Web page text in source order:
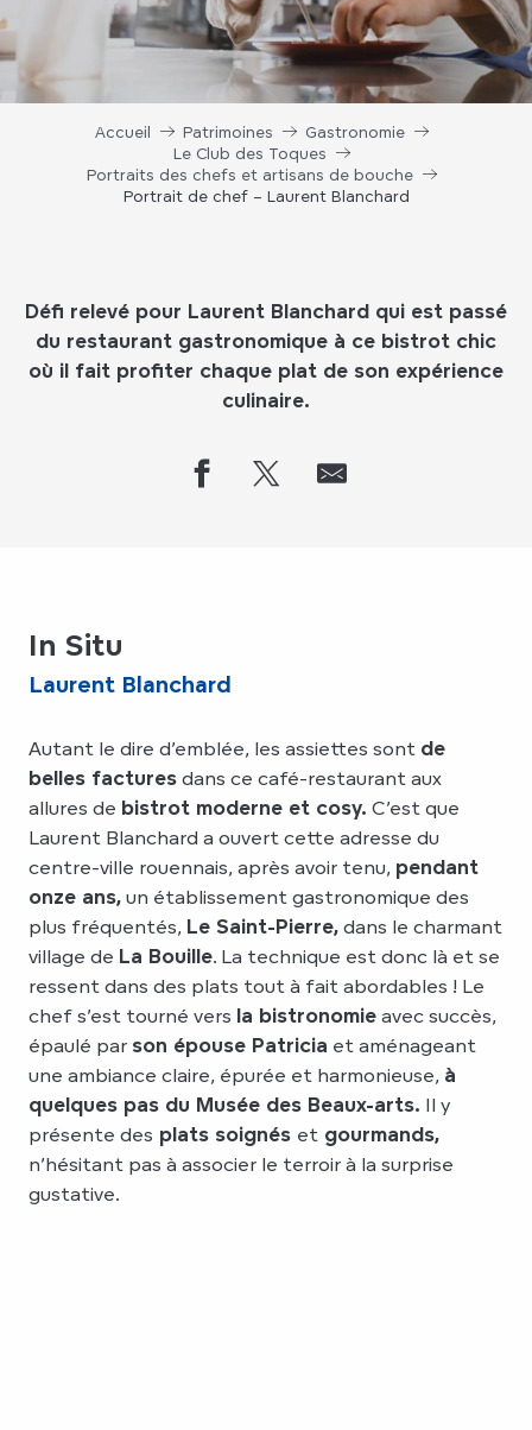
Accueil Patrimoines
Gastronomie
Le Club des Toques
Portraits des chefs et artisans de bouche
Portrait de chef – Laurent Blanchard
Défi relevé pour Laurent Blanchard qui est passé
du restaurant gastronomique à ce bistrot chic
où il fait profiter chaque plat de son expérience
culinaire.
In Situ
Laurent Blanchard
Autant le dire d’emblée, les assiettes sont de
belles factures dans ce café-restaurant aux
allures de bistrot moderne et cosy. C’est que
Laurent Blanchard a ouvert cette adresse du
centre-ville rouennais, après avoir tenu, pendant
onze ans, un établissement gastronomique des
plus fréquentés, Le Saint-Pierre, dans le charmant
village de La Bouille. La technique est donc là et se
ressent dans des plats tout à fait abordables ! Le
chef s’est tourné vers la bistronomie avec succès,
épaulé par son épouse Patricia et aménageant
une ambiance claire, épurée et harmonieuse, à
quelques pas du Musée des Beaux-arts. Il y
présente des plats soignés et gourmands,
n’hésitant pas à associer le terroir à la surprise
gustative.